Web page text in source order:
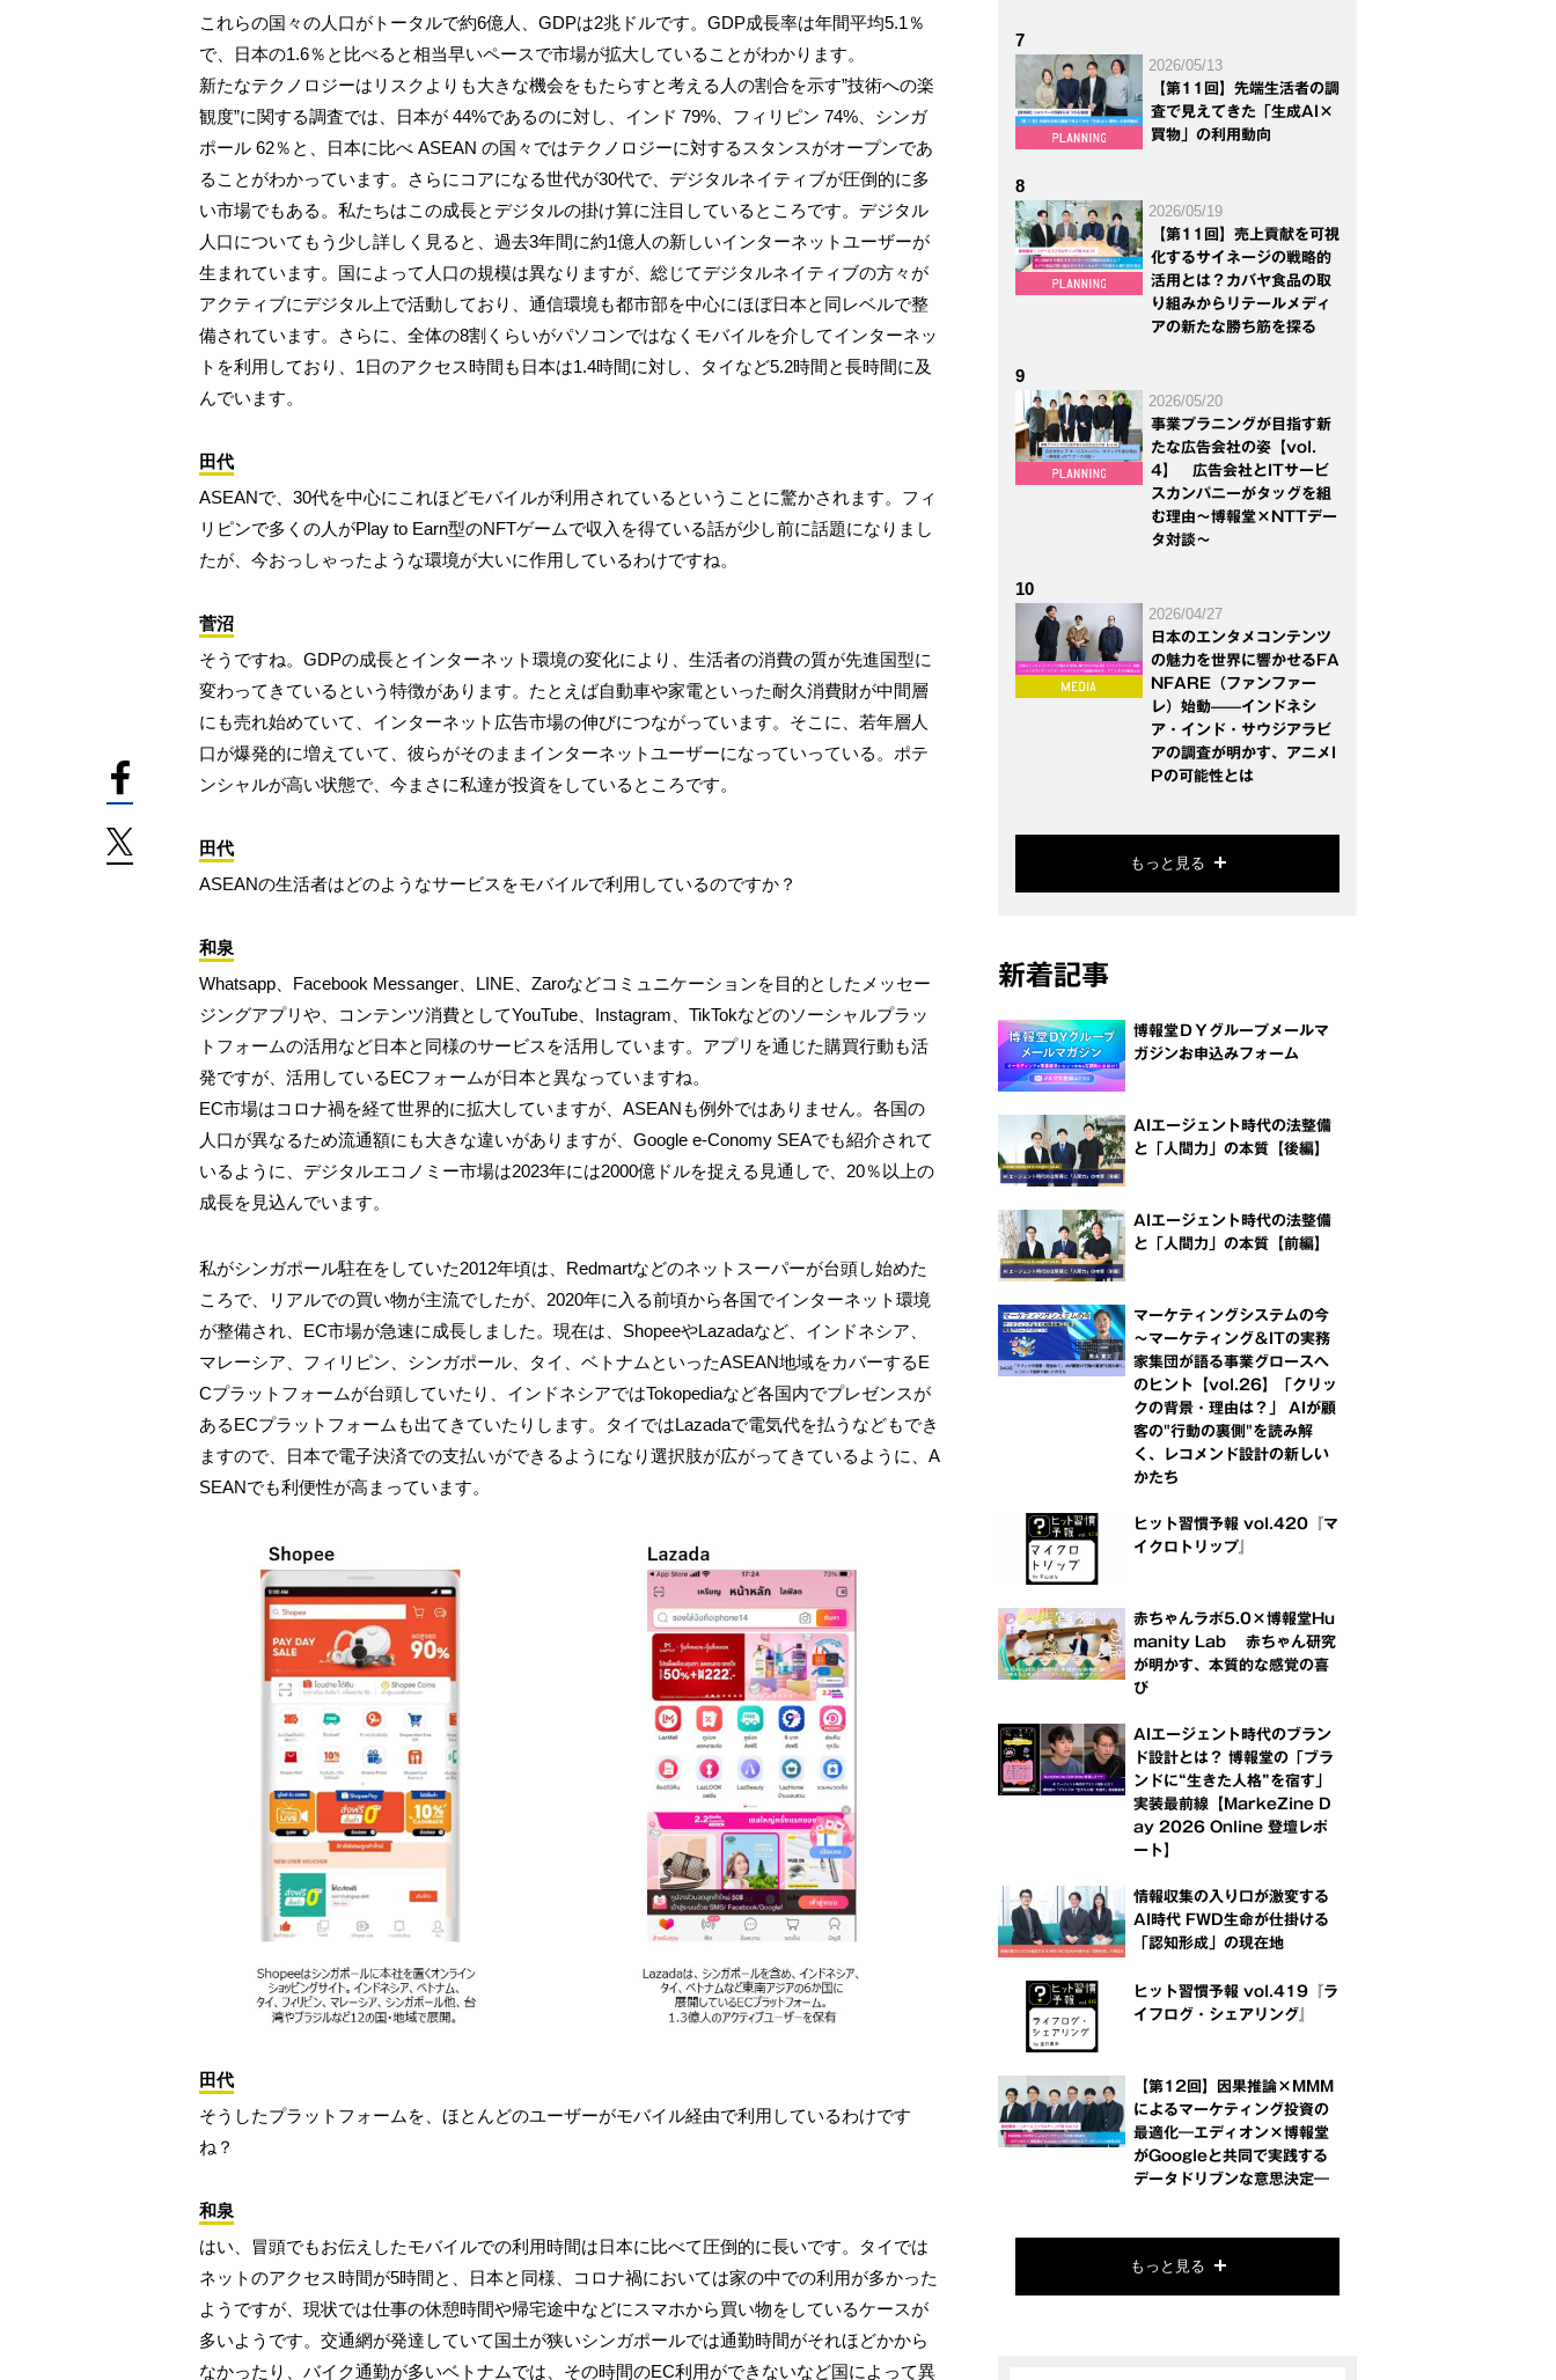
これらの国々の人口がトータルで約6億人、GDPは2兆ドルです。GDP成長率は年間平均5.1％
で、日本の1.6％と比べると相当早いペースで市場が拡大していることがわかります。
新たなテクノロジーはリスクよりも大きな機会をもたらすと考える人の割合を示す”技術への楽
観度”に関する調査では、日本が 44%であるのに対し、インド 79%、フィリピン 74%、シンガ
ポール 62％と、日本に比べ ASEAN の国々ではテクノロジーに対するスタンスがオープンであ
ることがわかっています。さらにコアになる世代が30代で、デジタルネイティブが圧倒的に多
い市場でもある。私たちはこの成長とデジタルの掛け算に注目しているところです。デジタル
人口についてもう少し詳しく見ると、過去3年間に約1億人の新しいインターネットユーザーが
生まれています。国によって人口の規模は異なりますが、総じてデジタルネイティブの方々が
アクティブにデジタル上で活動しており、通信環境も都市部を中心にほぼ日本と同レベルで整
備されています。さらに、全体の8割くらいがパソコンではなくモバイルを介してインターネッ
トを利用しており、1日のアクセス時間も日本は1.4時間に対し、タイなど5.2時間と長時間に及
んでいます。
田代
ASEANで、30代を中心にこれほどモバイルが利用されているということに驚かされます。フィ
リピンで多くの人がPlay to Earn型のNFTゲームで収入を得ている話が少し前に話題になりまし
たが、今おっしゃったような環境が大いに作用しているわけですね。
菅沼
そうですね。GDPの成長とインターネット環境の変化により、生活者の消費の質が先進国型に
変わってきているという特徴があります。たとえば自動車や家電といった耐久消費財が中間層
にも売れ始めていて、インターネット広告市場の伸びにつながっています。そこに、若年層人
口が爆発的に増えていて、彼らがそのままインターネットユーザーになっていっている。ポテ
ンシャルが高い状態で、今まさに私達が投資をしているところです。
田代
ASEANの生活者はどのようなサービスをモバイルで利用しているのですか？
和泉
Whatsapp、Facebook Messanger、LINE、Zaroなどコミュニケーションを目的としたメッセー
ジングアプリや、コンテンツ消費としてYouTube、Instagram、TikTokなどのソーシャルプラッ
トフォームの活用など日本と同様のサービスを活用しています。アプリを通じた購買行動も活
発ですが、活用しているECフォームが日本と異なっていますね。
EC市場はコロナ禍を経て世界的に拡大していますが、ASEANも例外ではありません。各国の
人口が異なるため流通額にも大きな違いがありますが、Google e-Conomy SEAでも紹介されて
いるように、デジタルエコノミー市場は2023年には2000億ドルを捉える見通しで、20％以上の
成長を見込んでいます。
私がシンガポール駐在をしていた2012年頃は、Redmartなどのネットスーパーが台頭し始めた
ころで、リアルでの買い物が主流でしたが、2020年に入る前頃から各国でインターネット環境
が整備され、EC市場が急速に成長しました。現在は、ShopeeやLazadaなど、インドネシア、
マレーシア、フィリピン、シンガポール、タイ、ベトナムといったASEAN地域をカバーするE
Cプラットフォームが台頭していたり、インドネシアではTokopediaなど各国内でプレゼンスが
あるECプラットフォームも出てきていたりします。タイではLazadaで電気代を払うなどもでき
ますので、日本で電子決済での支払いができるようになり選択肢が広がってきているように、A
SEANでも利便性が高まっています。
田代
そうしたプラットフォームを、ほとんどのユーザーがモバイル経由で利用しているわけです
ね？
和泉
はい、冒頭でもお伝えしたモバイルでの利用時間は日本に比べて圧倒的に長いです。タイでは
ネットのアクセス時間が5時間と、日本と同様、コロナ禍においては家の中での利用が多かった
ようですが、現状では仕事の休憩時間や帰宅途中などにスマホから買い物をしているケースが
多いようです。交通網が発達していて国土が狭いシンガポールでは通勤時間がそれほどかから
なかったり、バイク通勤が多いベトナムでは、その時間のEC利用ができないなど国によって異
7
2026/05/13
【第11回】先端生活者の調
査で見えてきた「生成AI×
買物」の利用動向
8
2026/05/19
【第11回】売上貢献を可視
化するサイネージの戦略的
活用とは？カバヤ食品の取
り組みからリテールメディ
アの新たな勝ち筋を探る
9
2026/05/20
事業プラニングが目指す新
たな広告会社の姿【vol.
4】 広告会社とITサービ
スカンパニーがタッグを組
む理由～博報堂×NTTデー
タ対談～
10
2026/04/27
日本のエンタメコンテンツ
の魅力を世界に響かせるFA
NFARE（ファンファー
レ）始動——インドネシ
ア・インド・サウジアラビ
アの調査が明かす、アニメI
Pの可能性とは
もっと見る
新着記事
博報堂ＤＹグループメールマ
ガジンお申込みフォーム
AIエージェント時代の法整備
と「人間力」の本質【後編】
AIエージェント時代の法整備
と「人間力」の本質【前編】
マーケティングシステムの今
～マーケティング＆ITの実務
家集団が語る事業グロースへ
のヒント【vol.26】「クリッ
クの背景・理由は？」 AIが顧
客の"行動の裏側"を読み解
く、レコメンド設計の新しい
かたち
ヒット習慣予報 vol.420『マ
イクロトリップ』
赤ちゃんラボ5.0×博報堂Hu
manity Lab 赤ちゃん研究
が明かす、本質的な感覚の喜
び
AIエージェント時代のブラン
ド設計とは？ 博報堂の「ブラ
ンドに“生きた人格”を宿す」
実装最前線【MarkeZine D
ay 2026 Online 登壇レポ
ート】
情報収集の入り口が激変する
AI時代 FWD生命が仕掛ける
「認知形成」の現在地
ヒット習慣予報 vol.419『ラ
イフログ・シェアリング』
【第12回】因果推論×MMM
によるマーケティング投資の
最適化―エディオン×博報堂
がGoogleと共同で実践する
データドリブンな意思決定―
もっと見る